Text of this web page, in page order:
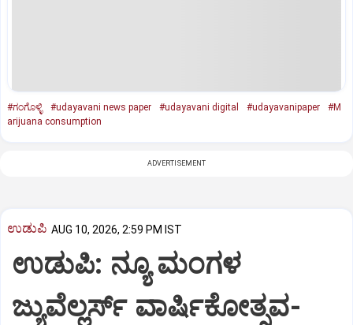
#ಗಂಗೊಳ್ಳಿ #udayavani news paper #udayavani digital #udayavanipaper
#M
arijuana consumption
ADVERTISEMENT
ಉಡುಪಿ AUG 10, 2026, 2:59 PM IST
ಉಡುಪಿ: ನ್ಯೂ ಮಂಗಳ
ಜ್ಯುವೆಲ್ಲರ್ಸ್ ವಾರ್ಷಿಕೋತ್ಸವ-